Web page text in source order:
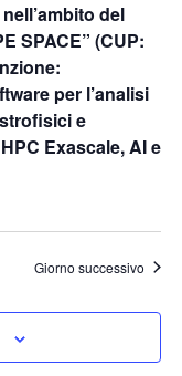
del
SPACE” (CUP:
per l’analisi
e
Exascale, AI e
Giorno successivo